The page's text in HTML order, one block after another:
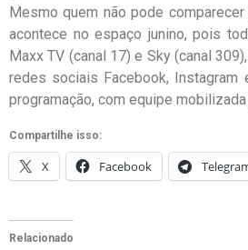
Mesmo quem não pode
acontece no espaço junino, pois
Maxx TV (canal 17) e Sky (canal
redes sociais Facebook,
programação, com equipe
Compartilhe isso:
X Facebook
Relacionado